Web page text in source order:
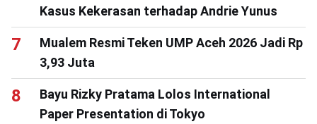
Kasus Kekerasan terhadap Andrie Yunus
Mualem Resmi Teken UMP Aceh 2026 Jadi Rp
3,93 Juta
Bayu Rizky Pratama Lolos International
Paper Presentation di Tokyo